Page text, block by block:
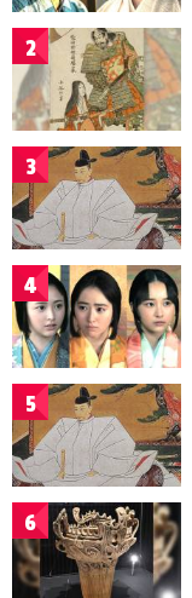
2
3
4
5
6